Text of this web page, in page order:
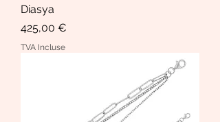
Diasya
Prix
425,00 €
TVA Incluse